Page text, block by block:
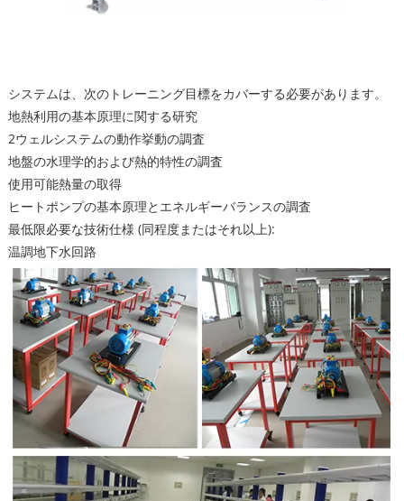
システムは、次のトレーニング目標をカバーする必要があります。
地熱利用の基本原理に関する研究
2ウェルシステムの動作挙動の調査
地盤の水理学的および熱的特性の調査
使用可能熱量の取得
ヒートポンプの基本原理とエネルギーバランスの調査
最低限必要な技術仕様 (同程度またはそれ以上):
温調地下水回路